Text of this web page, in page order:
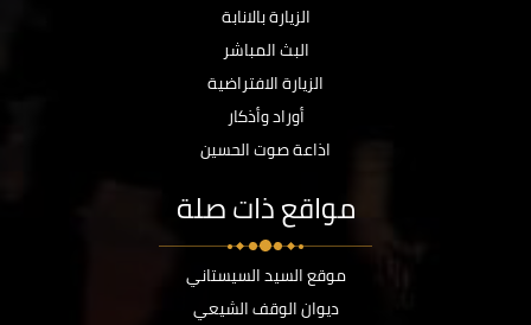
الزيارة بالانابة
البث المباشر
الزيارة الافتراضية
أوراد وأذكار
اذاعة صوت الحسين
مواقع ذات صلة
موقع السيد السيستاني
ديوان الوقف الشيعي